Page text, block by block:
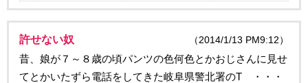
許せない奴 （2014/1/13 PM9:12）
昔、娘が７～８歳の頃パンツの色何色とかおじさんに見せ
てとかいたずら電話をしてきた岐阜県警北署のT ・・・